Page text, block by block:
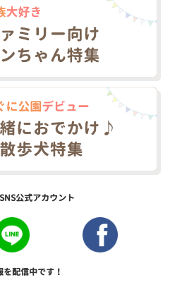
公式アカウント
配信中です！